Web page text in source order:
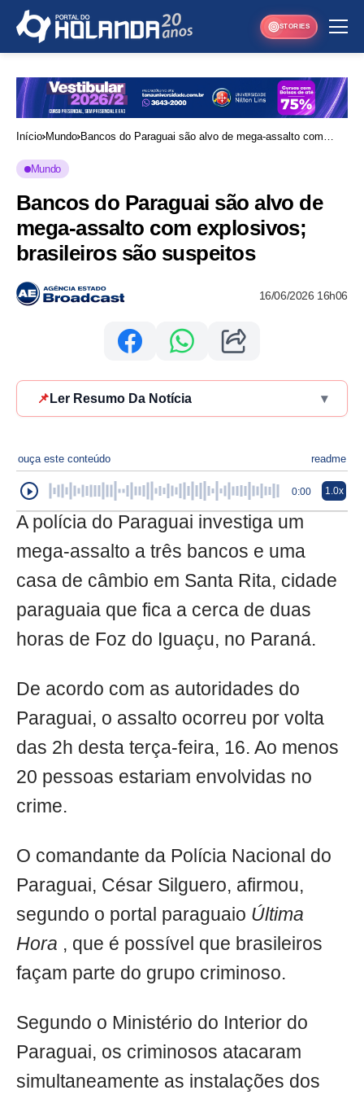
STORIES
Início Mundo Bancos do Paraguai são alvo de mega-assalto com
Mundo
Bancos do Paraguai são alvo de
mega-assalto com explosivos;
brasileiros são suspeitos
16/06/2026 16h06
📌 Ler Resumo Da Notícia ▾
ouça este conteúdo readme
0:00 1.0x
A polícia do Paraguai investiga um
mega-assalto a três bancos e uma
casa de câmbio em Santa Rita, cidade
paraguaia que fica a cerca de duas
horas de Foz do Iguaçu, no Paraná.
De acordo com as autoridades do
Paraguai, o assalto ocorreu por volta
das 2h desta terça-feira, 16. Ao menos
20 pessoas estariam envolvidas no
crime.
O comandante da Polícia Nacional do
Paraguai, César Silguero, afirmou,
segundo o portal paraguaio Última
Hora , que é possível que brasileiros
façam parte do grupo criminoso.
Segundo o Ministério do Interior do
Paraguai, os criminosos atacaram
simultaneamente as instalações dos